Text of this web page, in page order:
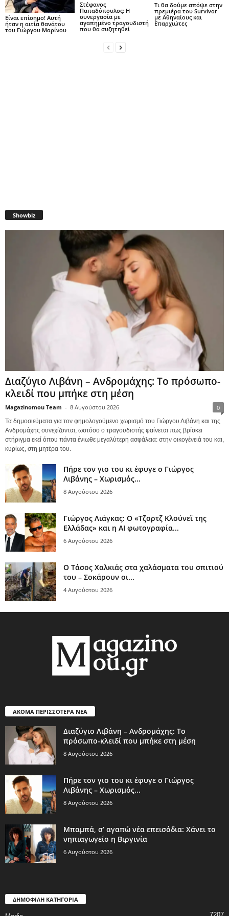
Είναι επίσημο! Αυτή
ήταν η αιτία θανάτου
του Γιώργου Μαρίνου
Στέφανος
Παπαδόπουλος: Η
συνεργασία με
αγαπημένο τραγουδιστή
που θα συζητηθεί
Τι θα δούμε απόψε στην
πρεμιέρα του Survivor
με Αθηναίους και
Επαρχιώτες
Showbiz
Διαζύγιο Λιβάνη – Ανδρομάχης: Το πρόσωπο-
κλειδί που μπήκε στη μέση
Magazinomou Team - 8 Αυγούστου 2026 0
Τα δημοσιεύματα για τον φημολογούμενο χωρισμό του Γιώργου Λιβάνη και της
Ανδρομάχης συνεχίζονται, ωστόσο ο τραγουδιστής φαίνεται πως βρίσκει
στήριγμα εκεί όπου πάντα ένιωθε μεγαλύτερη ασφάλεια: στην οικογένειά του και,
κυρίως, στη μητέρα του.
Πήρε τον γιο του κι έφυγε ο Γιώργος
Λιβάνης – Χωρισμός...
8 Αυγούστου 2026
Γιώργος Λιάγκας: Ο «Τζορτζ Κλούνεϊ της
Ελλάδας» και η AI φωτογραφία...
6 Αυγούστου 2026
Ο Τάσος Χαλκιάς στα χαλάσματα του σπιτιού
του – Σοκάρουν οι...
4 Αυγούστου 2026
ΑΚΟΜΑ ΠΕΡΙΣΣΟΤΕΡΑ ΝΕΑ
Διαζύγιο Λιβάνη – Ανδρομάχης: Το
πρόσωπο-κλειδί που μπήκε στη μέση
8 Αυγούστου 2026
Πήρε τον γιο του κι έφυγε ο Γιώργος
Λιβάνης – Χωρισμός...
8 Αυγούστου 2026
Μπαμπά, σ’ αγαπώ νέα επεισόδια: Χάνει το
νηπιαγωγείο η Βιργινία
6 Αυγούστου 2026
ΔΗΜΟΦΙΛΗ ΚΑΤΗΓΟΡΙΑ